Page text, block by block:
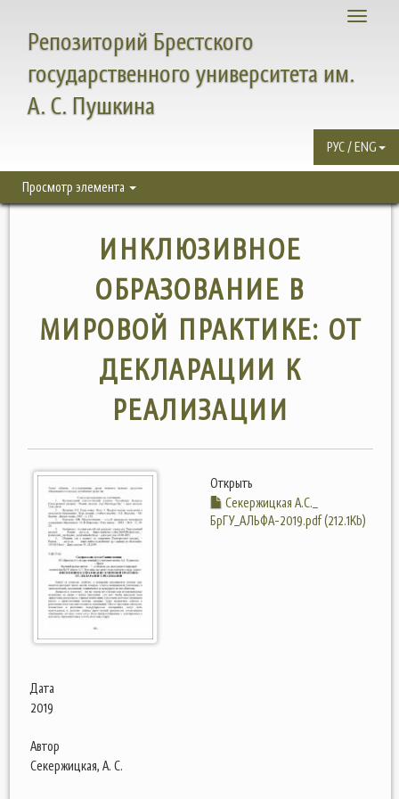
Toggle
Репозиторий Брестского
государственного университета им.
А. С. Пушкина
РУС / ENG
Просмотр элемента
ИНКЛЮЗИВНОЕ
ОБРАЗОВАНИЕ В
МИРОВОЙ ПРАКТИКЕ: ОТ
ДЕКЛАРАЦИИ К
РЕАЛИЗАЦИИ
Открыть
Секержицкая А.С._
БрГУ_АЛЬФА-2019.pdf (212.1Kb)
Дата
2019
Автор
Секержицкая, А. С.